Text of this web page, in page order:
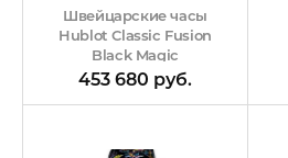
Швейцарские часы
Hublot Classic Fusion
Black Magic
453 680 руб.